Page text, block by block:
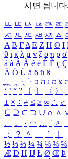
시면 됩니다.
ㅥ ㅦ ㅧ ㅨ ㅩ ㅪ
ㅺ ㅻ ㅼ ㅽ ㅾ ㅿ
Α Β ΓΔ Ε Ζ Η Θ Ι
θ ι κ λ μ ν ξ ο π ρ σ
á à Á À é è É È ç Ç
Ä Ö Ü ä ö ü ß
ִֶֹ ֻּ ׁׂ צ מ נ ה ב
‘ ’ “ ” 〔 〕 〈 〉
± × ÷ ≠ ≤ ≥ ∞ ∴ ♂
⊆ ⊇ ⊂ ⊃ ∪ ∩ ∧
、
。 · ‥ … ¨ 〃
；
？ ＾ ｀
½ ⅓ ⅔ ¼ ¾ ⅛ ⅜ ⅝
Æ Ð Ħ Ĳ Ł Ø Œ Þ